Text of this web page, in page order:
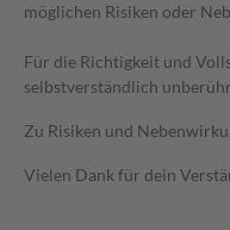
möglichen Risiken oder
Für die Richtigkeit und
selbstverständlich
Zu Risiken und
Vielen Dank für dein